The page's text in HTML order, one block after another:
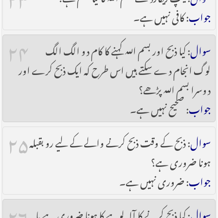
جواب: کافی نہیں ہے۔
۲۴ سوال: کیا ذبح اور بسم اللہ کہنے کا کام دو الگ الگ
لوگ انجام دے سکتے ہیں اس طرح کہ ایک ذبح کرے اور
دوسرا بسم اللہ پڑھے؟
جواب: صحیح نہیں ہے۔
۲۵ سوال: ذبح کے وقت ذبح کرنے والے کے لیے رو بقبلہ
ہونا ضروری ہے؟
جواب: ضروری نہیں ہے۔